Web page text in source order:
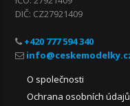
DIČ: CZ27921409
+420 777 594 340
O společnosti
Ochrana osobních údajů